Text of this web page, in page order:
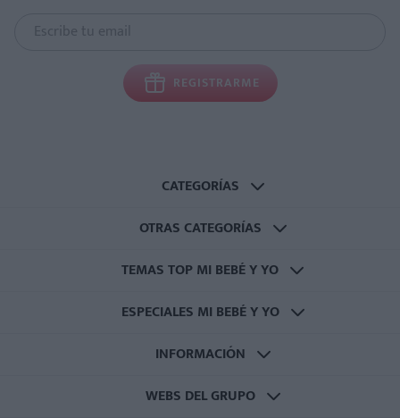
REGISTRARME
CATEGORÍAS
OTRAS CATEGORÍAS
TEMAS TOP MI BEBÉ Y YO
ESPECIALES MI BEBÉ Y YO
INFORMACIÓN
WEBS DEL GRUPO